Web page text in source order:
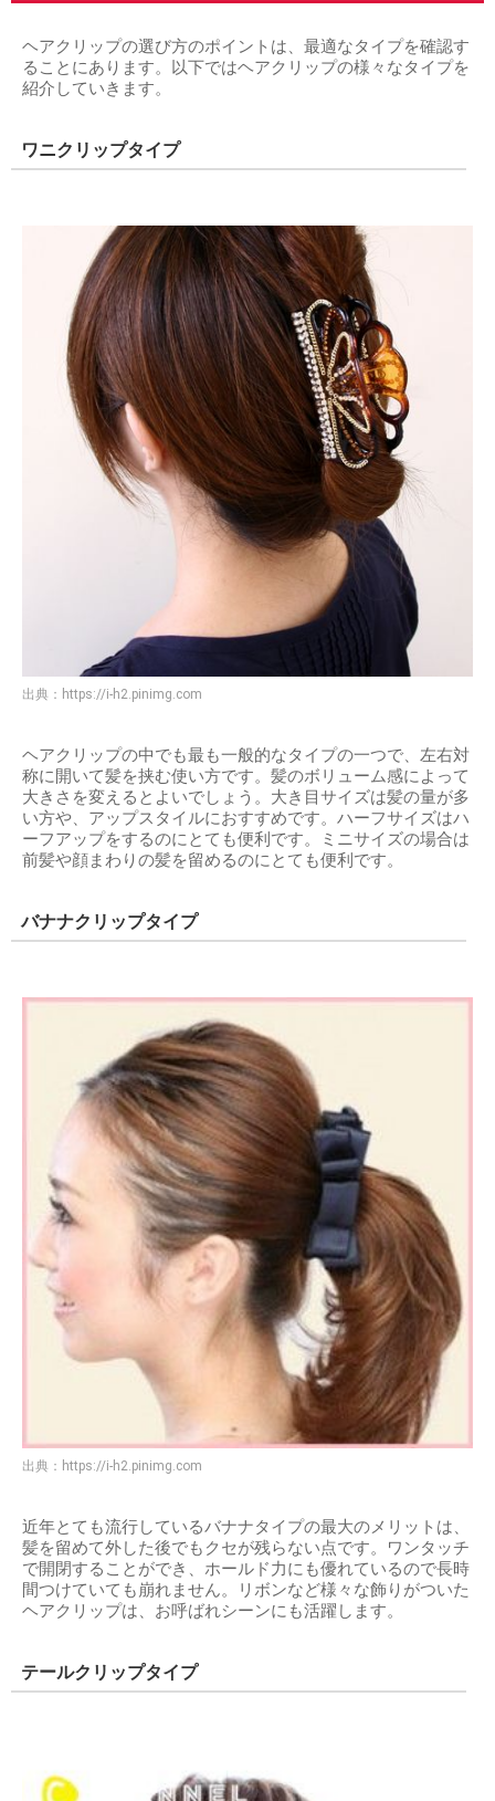
ヘアクリップの選び方のポイントは、最適なタイプを確認す
ることにあります。以下ではヘアクリップの様々なタイプを
紹介していきます。
ワニクリップタイプ
出典： https://i-h2.pinimg.com
ヘアクリップの中でも最も一般的なタイプの一つで、左右対
称に開いて髪を挟む使い方です。髪のボリューム感によって
大きさを変えるとよいでしょう。大き目サイズは髪の量が多
い方や、アップスタイルにおすすめです。ハーフサイズはハ
ーフアップをするのにとても便利です。ミニサイズの場合は
前髪や顔まわりの髪を留めるのにとても便利です。
バナナクリップタイプ
出典： https://i-h2.pinimg.com
近年とても流行しているバナナタイプの最大のメリットは、
髪を留めて外した後でもクセが残らない点です。ワンタッチ
で開閉することができ、ホールド力にも優れているので長時
間つけていても崩れません。リボンなど様々な飾りがついた
ヘアクリップは、お呼ばれシーンにも活躍します。
テールクリップタイプ